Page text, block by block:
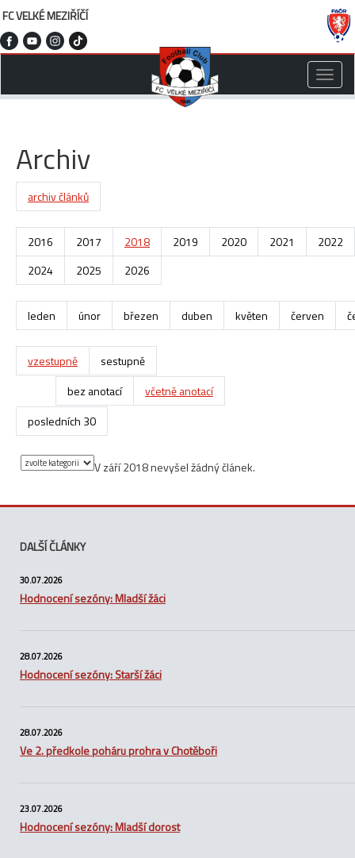
FC VELKÉ MEZIŘÍČÍ
Toggle
Archiv
archiv článků
2016 2017 2018 2019 2020 2021
2022
2024
2025 2026
leden únor březen duben květen červen
vzestupně
sestupně
bez anotací
včetně anotací
posledních 30
V září 2018 nevyšel žádný článek.
DALŠÍ ČLÁNKY
30.07.2026
Hodnocení sezóny: Mladší žáci
28.07.2026
Hodnocení sezóny: Starší žáci
28.07.2026
Ve 2. předkole poháru prohra v Chotěboři
23.07.2026
Hodnocení sezóny: Mladší dorost